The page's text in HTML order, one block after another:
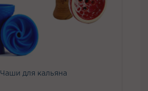
Чаши для кальяна